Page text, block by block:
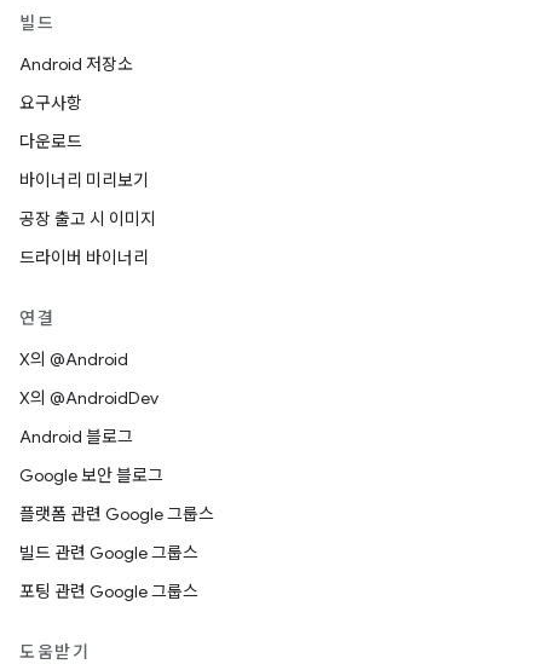
빌드
Android 저장소
요구사항
다운로드
바이너리 미리보기
공장 출고 시 이미지
드라이버 바이너리
연결
X의 @Android
X의 @AndroidDev
Android 블로그
Google 보안 블로그
플랫폼 관련 Google 그룹스
빌드 관련 Google 그룹스
포팅 관련 Google 그룹스
도움받기